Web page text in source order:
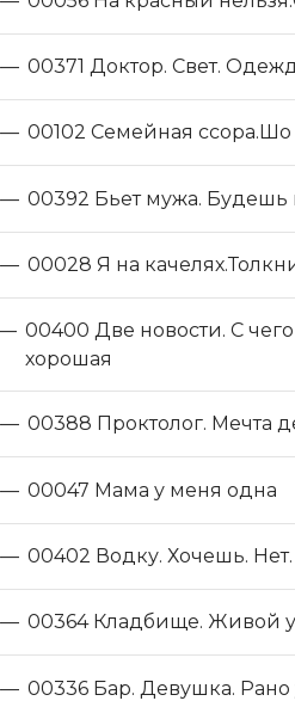
— 00371 Доктор. Свет.
— 00102 Семейная ссора.Шо
— 00392 Бьет мужа. Будешь
— 00028 Я на
00400 Две новости. С чего
хорошая
— 00388 Проктолог. Мечта
— 00047 Мама у меня одна
— 00402 Водку. Хочешь.
— 00364 Кладбище. Живой
— 00336 Бар. Девушка. Рано